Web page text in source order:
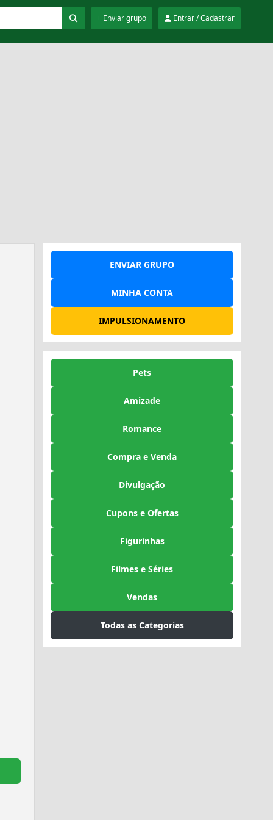
Entrar / Cadastrar
+ Enviar grupo
ENVIAR GRUPO
MINHA CONTA
IMPULSIONAMENTO
Pets
Amizade
Romance
Compra e Venda
Divulgação
Cupons e Ofertas
Figurinhas
Filmes e Séries
Vendas
Todas as Categorias